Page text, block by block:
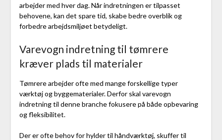
arbejder med hver dag. Når indretningen er tilpasset
behovene, kan det spare tid, skabe bedre overblik og
forbedre arbejdsmiljøet betydeligt.
Varevogn indretning til tømrere
kræver plads til materialer
Tømrere arbejder ofte med mange forskellige typer
værktøj og byggematerialer. Derfor skal varevogn
indretning til denne branche fokusere på både opbevaring
og fleksibilitet.
Der er ofte behov for hylder til håndværktøj, skuffer til